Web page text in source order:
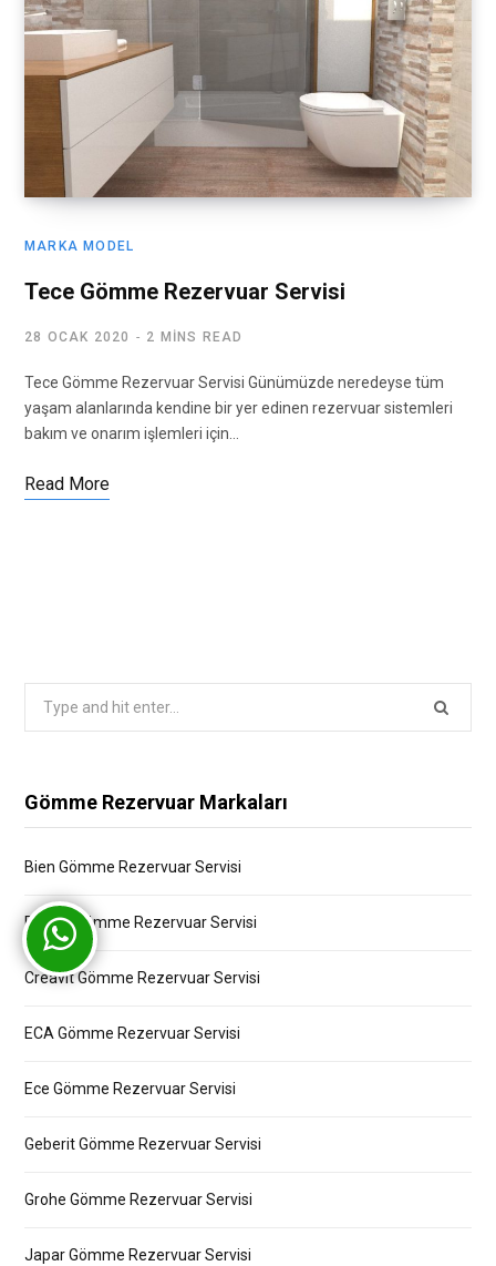
MARKA MODEL
Tece Gömme Rezervuar Servisi
28 OCAK 2020 2 MINS READ
Tece Gömme Rezervuar Servisi Günümüzde neredeyse tüm
yaşam alanlarında kendine bir yer edinen rezervuar sistemleri
bakım ve onarım işlemleri için…
Read More
Gömme Rezervuar Markaları
Bien Gömme Rezervuar Servisi
Bocchi Gömme Rezervuar Servisi
Creavit Gömme Rezervuar Servisi
ECA Gömme Rezervuar Servisi
Ece Gömme Rezervuar Servisi
Geberit Gömme Rezervuar Servisi
Grohe Gömme Rezervuar Servisi
Japar Gömme Rezervuar Servisi